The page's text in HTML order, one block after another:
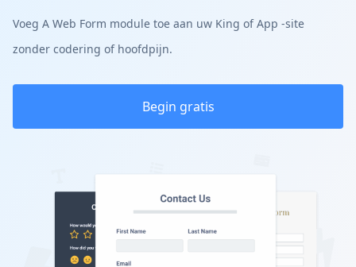
Voeg A Web Form module toe aan uw King of App -site
zonder codering of hoofdpijn.
Begin gratis